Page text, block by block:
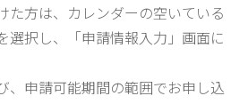
た方は、カレンダーの空いている
選択し、「申請情報入力」画面に
申請可能期間の範囲でお申し込